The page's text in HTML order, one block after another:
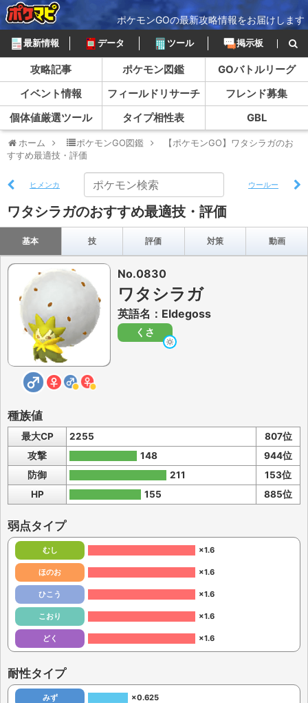
ポケモンGOの最新攻略情報をお届けします
最新情報 データ ツール 掲示板
攻略記事 ポケモン図鑑
GOバトルリーグ
イベント情報
フィールドリサーチ
フレンド募集
個体値厳選ツール
タイプ相性表 GBL
ホーム ポケモンGO図鑑
【ポケモンGO】ワタシラガのお
すすめ最適技・評価
ヒメンカ ウールー
ワタシラガのおすすめ最適技・評価
基本 技 評価 対策 動画
No.0830
ワタシラガ
英語名：Eldegoss
くさ
種族値
最大CP 2255
807位
攻撃
148
944位
防御
211
153位
HP
155 885位
弱点タイプ
むし ×1.6
ほのお ×1.6
ひこう ×1.6
こおり ×1.6
どく ×1.6
耐性タイプ
みず ×0.625